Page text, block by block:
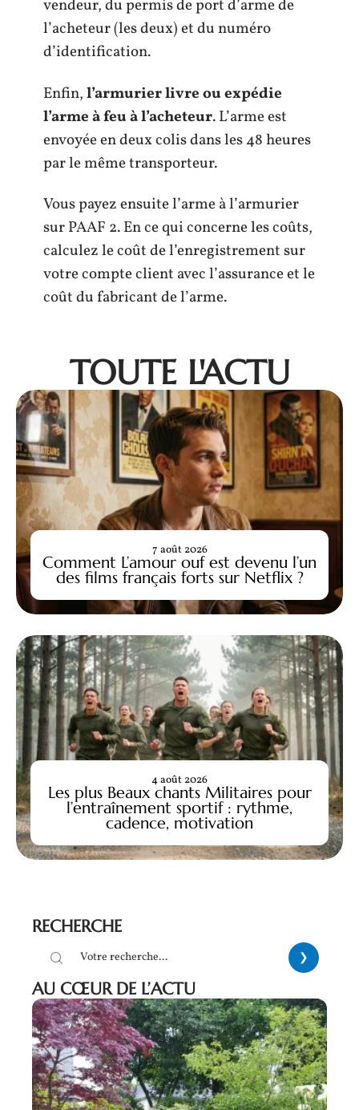
vendeur, du permis de port d’arme de
l’acheteur (les deux) et du numéro
d’identification.
Enfin,l’armurier livre ou expédie
l’arme à feu à l’acheteur. L’arme est
envoyée en deux colis dans les 48 heures
par le même transporteur.
Vous payez ensuite l’arme à l’armurier
sur PAAF 2. En ce qui concerne les coûts,
calculez le coût de l’enregistrement sur
votre compte client avec l’assurance et le
coût du fabricant de l’arme.
TOUTE L'ACTU
Comment L’amour ouf est devenu l’un
des films français forts sur Netflix ?
7 août 2026
Les plus Beaux chants Militaires pour
l’entraînement sportif : rythme,
cadence, motivation
4 août 2026
RECHERCHE
AU CŒUR DE L’ACTU